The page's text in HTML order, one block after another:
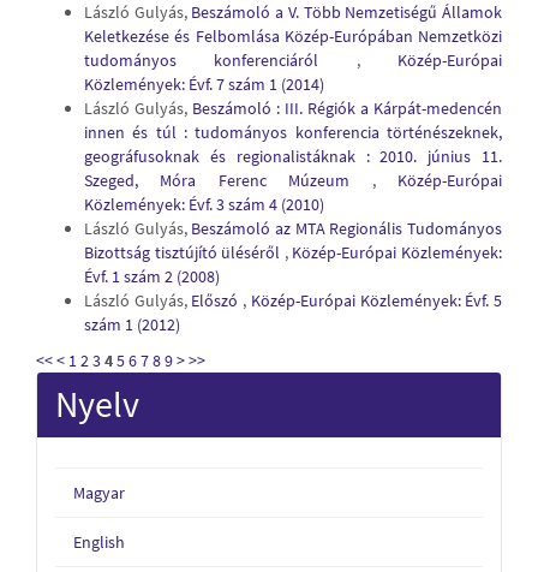
László Gulyás, Beszámoló a V. Több Nemzetiségű Államok
Keletkezése és Felbomlása Közép-Európában Nemzetközi
tudományos konferenciáról , Közép-Európai
Közlemények: Évf. 7 szám 1 (2014)
László Gulyás, Beszámoló : III. Régiók a Kárpát-medencén
innen és túl : tudományos konferencia történészeknek,
geográfusoknak és regionalistáknak : 2010. június 11.
Szeged, Móra Ferenc Múzeum , Közép-Európai
Közlemények: Évf. 3 szám 4 (2010)
László Gulyás, Beszámoló az MTA Regionális Tudományos
Bizottság tisztújító üléséről , Közép-Európai Közlemények:
Évf. 1 szám 2 (2008)
László Gulyás, Előszó , Közép-Európai Közlemények: Évf. 5
szám 1 (2012)
<<< 123456789>>>
Nyelv
Magyar
English